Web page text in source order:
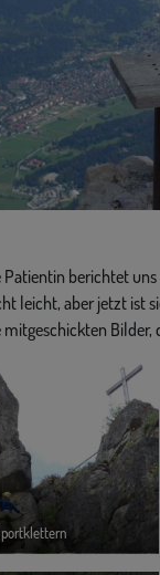
Patientin berichtet
leicht, aber jetzt ist
mitgeschickten